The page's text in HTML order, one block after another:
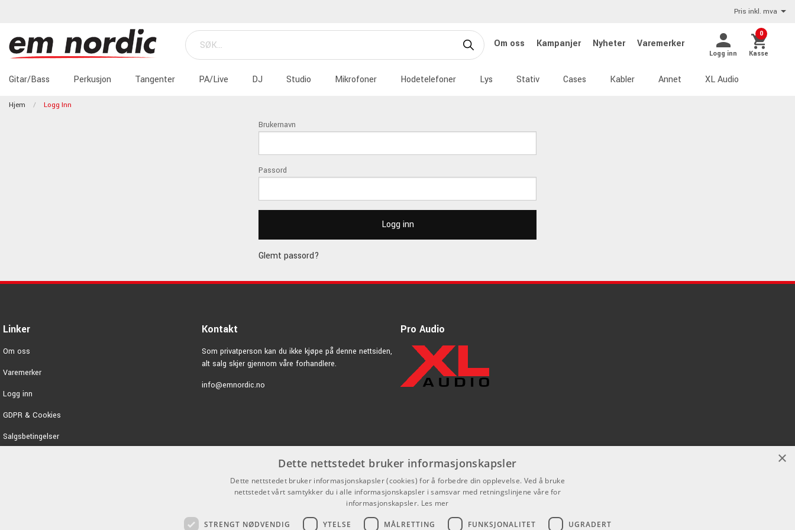
Pris inkl. mva
Om oss Kampanjer Nyheter Varemerker
Logg inn
0
Kasse
Gitar/Bass Perkusjon Tangenter PA/Live DJ Studio Mikrofoner Hodetelefoner Lys Stativ Cases Kabler Annet XL Audio
Hjem Logg Inn
Brukernavn
Passord
Glemt passord?
Linker
Om oss
Varemerker
Logg inn
GDPR & Cookies
Salgsbetingelser
Kontakt
Som privatperson kan du ikke kjøpe på denne nettsiden,
alt salg skjer gjennom våre forhandlere.
info@emnordic.no
Pro Audio
×
Dette nettstedet bruker informasjonskapsler
Dette nettstedet bruker informasjonskapsler (cookies) for å forbedre din opplevelse. Ved å bruke
nettstedet vårt samtykker du i alle informasjonskapsler i samsvar med retningslinjene våre for
informasjonskapsler. Les mer
STRENGT NØDVENDIG YTELSE MÅLRETTING FUNKSJONALITET UGRADERT